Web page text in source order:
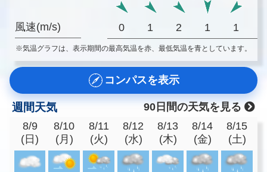
風速(m/s) 0 1 2 1 1
※気温グラフは、表示期間の最高気温を赤、最低気温を青としています。
コンパスを表示
週間天気
90日間の天気を見る
8/9
(日)
8/10
(月)
8/11
(火)
8/12
(水)
8/13
(木)
8/14
(金)
8/15
(土)